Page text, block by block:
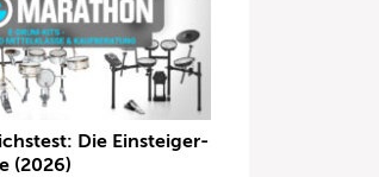
Die Einsteiger-
(2026)